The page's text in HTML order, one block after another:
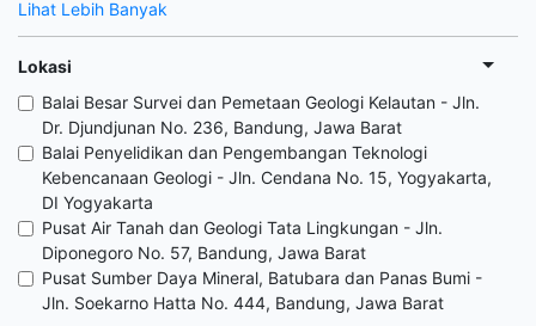
Lihat Lebih Banyak
Lokasi
Balai Besar Survei dan Pemetaan Geologi Kelautan - Jln.
Dr. Djundjunan No. 236, Bandung, Jawa Barat
Balai Penyelidikan dan Pengembangan Teknologi
Kebencanaan Geologi - Jln. Cendana No. 15, Yogyakarta,
DI Yogyakarta
Pusat Air Tanah dan Geologi Tata Lingkungan - Jln.
Diponegoro No. 57, Bandung, Jawa Barat
Pusat Sumber Daya Mineral, Batubara dan Panas Bumi -
Jln. Soekarno Hatta No. 444, Bandung, Jawa Barat